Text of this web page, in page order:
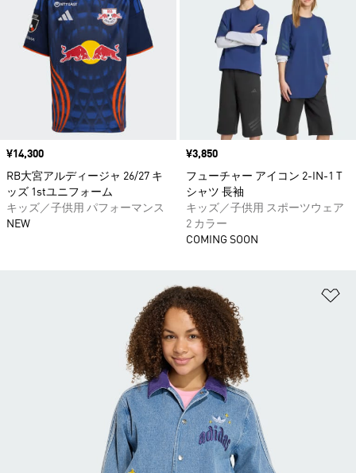
価格
¥14,300
RB大宮アルディージャ 26/27 キ
ッズ 1stユニフォーム
キッズ／子供用 パフォーマンス
NEW
価格
¥3,850
フューチャー アイコン 2-IN-1 T
シャツ 長袖
キッズ／子供用 スポーツウェア
2 カラー
COMING SOON